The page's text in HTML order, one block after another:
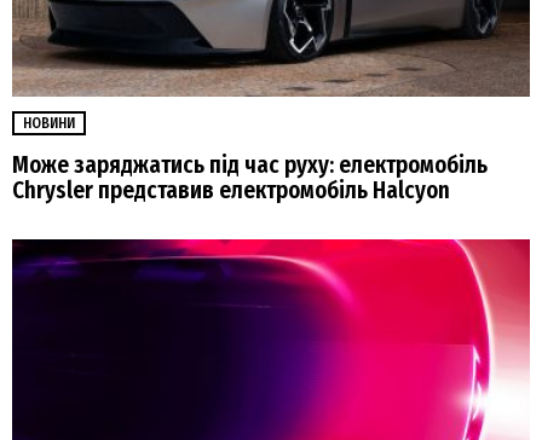
НОВИНИ
Може заряджатись під час руху: електромобіль
Chrysler представив електромобіль Halcyon